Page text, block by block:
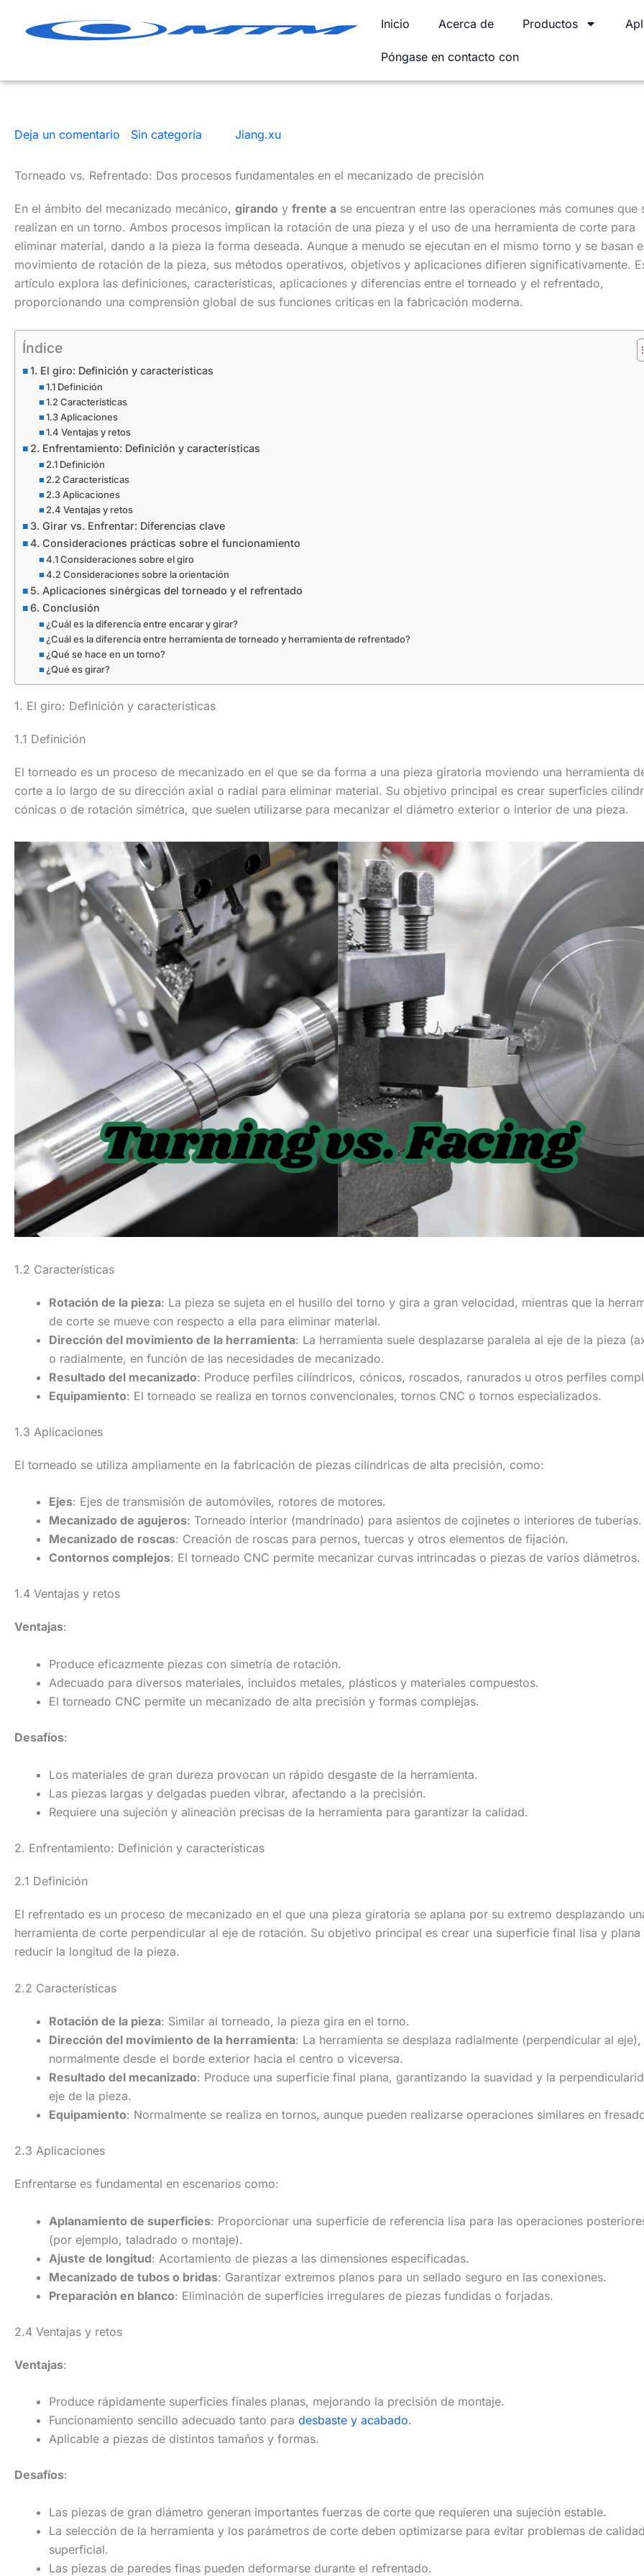
Inicio Acerca de Productos
Póngase en contacto con
Deja un comentario Sin categoría Jiang.xu
Torneado vs. Refrentado: Dos procesos fundamentales en el mecanizado de precisión
En el ámbito del mecanizado mecánico, girando y frente a se encuentran entre las operaciones más comunes que
realizan en un torno. Ambos procesos implican la rotación de una pieza y el uso de una herramienta de corte para
eliminar material, dando a la pieza la forma deseada. Aunque a menudo se ejecutan en el mismo torno y se basan
movimiento de rotación de la pieza, sus métodos operativos, objetivos y aplicaciones difieren significativamente.
artículo explora las definiciones, características, aplicaciones y diferencias entre el torneado y el refrentado,
proporcionando una comprensión global de sus funciones críticas en la fabricación moderna.
Índice
1. El giro: Definición y características
1.1 Definición
1.2 Características
1.3 Aplicaciones
1.4 Ventajas y retos
2. Enfrentamiento: Definición y características
2.1 Definición
2.2 Características
2.3 Aplicaciones
2.4 Ventajas y retos
3. Girar vs. Enfrentar: Diferencias clave
4. Consideraciones prácticas sobre el funcionamiento
4.1 Consideraciones sobre el giro
4.2 Consideraciones sobre la orientación
5. Aplicaciones sinérgicas del torneado y el refrentado
6. Conclusión
¿Cuál es la diferencia entre encarar y girar?
¿Cuál es la diferencia entre herramienta de torneado y herramienta de refrentado?
¿Qué se hace en un torno?
¿Qué es girar?
1. El giro: Definición y características
1.1 Definición
El torneado es un proceso de mecanizado en el que se da forma a una pieza giratoria moviendo una herramienta
corte a lo largo de su dirección axial o radial para eliminar material. Su objetivo principal es crear superficies
cónicas o de rotación simétrica, que suelen utilizarse para mecanizar el diámetro exterior o interior de una pieza.
1.2 Características
Rotación de la pieza: La pieza se sujeta en el husillo del torno y gira a gran velocidad, mientras que la
de corte se mueve con respecto a ella para eliminar material.
Dirección del movimiento de la herramienta: La herramienta suele desplazarse paralela al eje de la pieza
o radialmente, en función de las necesidades de mecanizado.
Resultado del mecanizado: Produce perfiles cilíndricos, cónicos, roscados, ranurados u otros perfiles
Equipamiento: El torneado se realiza en tornos convencionales, tornos CNC o tornos especializados.
1.3 Aplicaciones
El torneado se utiliza ampliamente en la fabricación de piezas cilíndricas de alta precisión, como:
Ejes: Ejes de transmisión de automóviles, rotores de motores.
Mecanizado de agujeros: Torneado interior (mandrinado) para asientos de cojinetes o interiores de tuberías.
Mecanizado de roscas: Creación de roscas para pernos, tuercas y otros elementos de fijación.
Contornos complejos: El torneado CNC permite mecanizar curvas intrincadas o piezas de varios diámetros.
1.4 Ventajas y retos
Ventajas:
Produce eficazmente piezas con simetría de rotación.
Adecuado para diversos materiales, incluidos metales, plásticos y materiales compuestos.
El torneado CNC permite un mecanizado de alta precisión y formas complejas.
Desafíos:
Los materiales de gran dureza provocan un rápido desgaste de la herramienta.
Las piezas largas y delgadas pueden vibrar, afectando a la precisión.
Requiere una sujeción y alineación precisas de la herramienta para garantizar la calidad.
2. Enfrentamiento: Definición y características
2.1 Definición
El refrentado es un proceso de mecanizado en el que una pieza giratoria se aplana por su extremo desplazando
herramienta de corte perpendicular al eje de rotación. Su objetivo principal es crear una superficie final lisa y plana
reducir la longitud de la pieza.
2.2 Características
Rotación de la pieza: Similar al torneado, la pieza gira en el torno.
Dirección del movimiento de la herramienta: La herramienta se desplaza radialmente (perpendicular al eje),
normalmente desde el borde exterior hacia el centro o viceversa.
Resultado del mecanizado: Produce una superficie final plana, garantizando la suavidad y la
eje de la pieza.
Equipamiento: Normalmente se realiza en tornos, aunque pueden realizarse operaciones similares en
2.3 Aplicaciones
Enfrentarse es fundamental en escenarios como:
Aplanamiento de superficies: Proporcionar una superficie de referencia lisa para las operaciones
(por ejemplo, taladrado o montaje).
Ajuste de longitud: Acortamiento de piezas a las dimensiones especificadas.
Mecanizado de tubos o bridas: Garantizar extremos planos para un sellado seguro en las conexiones.
Preparación en blanco: Eliminación de superficies irregulares de piezas fundidas o forjadas.
2.4 Ventajas y retos
Ventajas:
Produce rápidamente superficies finales planas, mejorando la precisión de montaje.
Funcionamiento sencillo adecuado tanto para desbaste y acabado.
Aplicable a piezas de distintos tamaños y formas.
Desafíos:
Las piezas de gran diámetro generan importantes fuerzas de corte que requieren una sujeción estable.
La selección de la herramienta y los parámetros de corte deben optimizarse para evitar problemas de
superficial.
Las piezas de paredes finas pueden deformarse durante el refrentado.